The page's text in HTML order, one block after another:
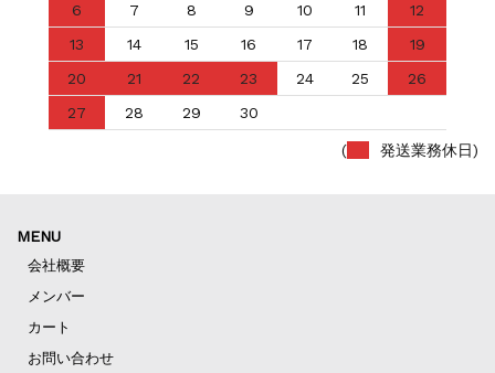
6
7 8 9 10 11
12
13
14 15 16 17 18
19
20
21 22 23 24 25
26
27
28 29 30
( 発送業務休日)
MENU
会社概要
メンバー
カート
お問い合わせ